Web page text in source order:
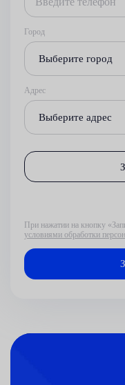
Город
Выберите город
Адрес
Выберите адрес
При нажатии на кнопку
условиями обработки